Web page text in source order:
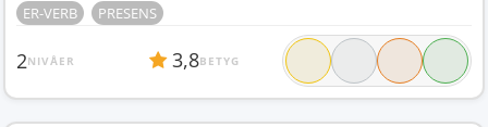
ER-VERB PRESENS
2NIVÅER 3,8BETYG